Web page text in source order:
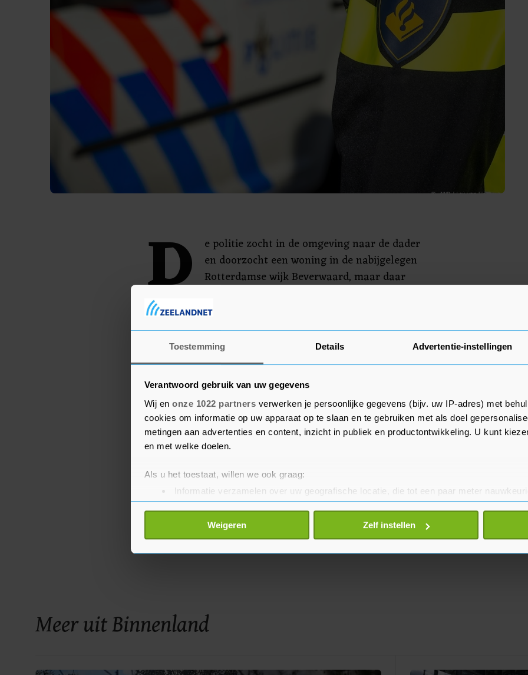
Toestemming Details Advertentie-instellingen
Verantwoord gebruik van uw gegevens
Wij en onze 1022 partners verwerken je persoonlijke gegevens (bijv. uw IP-adres) met
cookies om informatie op uw apparaat op te slaan en te gebruiken met als doel
metingen aan advertenties en content, inzicht in publiek en productontwikkeling. U kunt
en met welke doelen.
Als u het toestaat, willen we ook graag:
Informatie verzamelen over uw geografische locatie, die tot een paar meter
Uw apparaat identificeren door het actief te scannen op specifieke eigenschappen
Lees meer over hoe uw persoonlijke gegevens worden verwerkt en stel uw voorkeuren in het
toestemming op elk moment wijzigen of intrekken in de Cookieverklaring.
Weigeren Zelf instellen
D
e politie zocht in de omgeving naar de dader
en doorzocht een woning in de nabijgelegen
Rotterdamse wijk Beverwaard, maar daar
toedracht van de schietpartij is nog niet bekend. Het
onderzoek gaat verder.
Meer uit Binnenland